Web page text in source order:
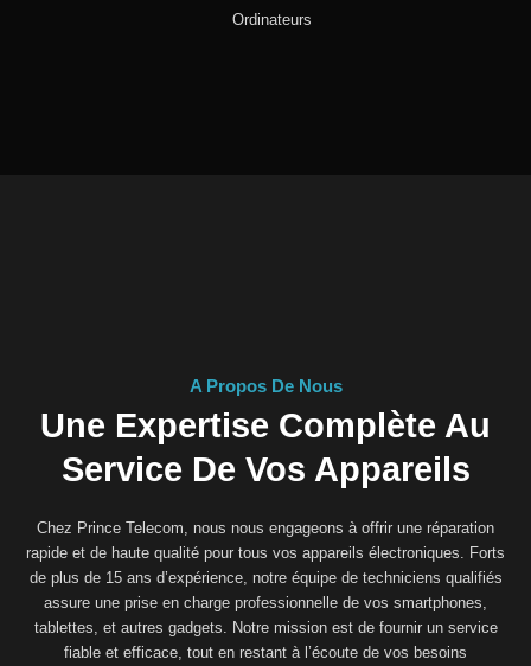
Ordinateurs
A Propos De Nous
Une Expertise Complète Au
Service De Vos Appareils
Chez Prince Telecom, nous nous engageons à offrir une réparation
rapide et de haute qualité pour tous vos appareils électroniques. Forts
de plus de 15 ans d’expérience, notre équipe de techniciens qualifiés
assure une prise en charge professionnelle de vos smartphones,
tablettes, et autres gadgets. Notre mission est de fournir un service
fiable et efficace, tout en restant à l’écoute de vos besoins